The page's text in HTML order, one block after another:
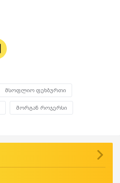
მსოფლიო ფეხბურთი
მორგან როჯერსი